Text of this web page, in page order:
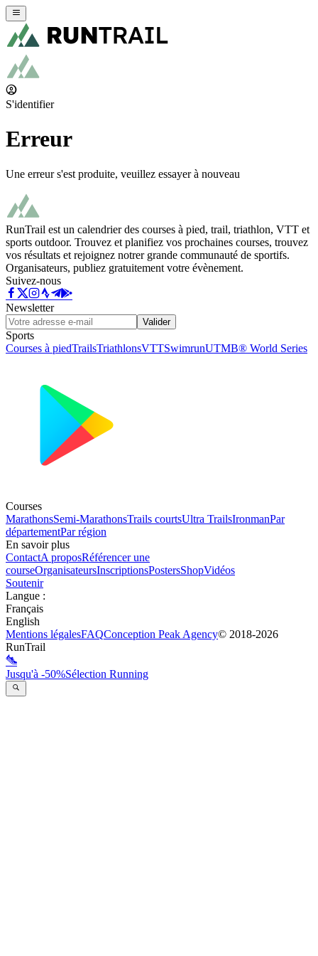
S'identifier
Erreur
Une erreur s'est produite, veuillez essayer à nouveau
RunTrail est un calendrier des courses à pied, trail, triathlon, VTT et
sports outdoor. Trouvez et planifiez vos prochaines courses, trouvez
vos résultats et rejoignez notrer grande communauté de sportifs.
Organisateurs, publiez gratuitement votre évènement.
Suivez-nous
Newsletter
Valider
Sports
Courses à piedTrailsTriathlonsVTTSwimrunUTMB® World Series
Courses
MarathonsSemi-MarathonsTrails courtsUltra TrailsIronmanPar
départementPar région
En savoir plus
ContactA proposRéférencer une
courseOrganisateursInscriptionsPostersShopVidéos
Soutenir
Langue :
Français
English
Mentions légalesFAQConception Peak Agency© 2018-2026
RunTrail
Jusqu'à -50%Sélection Running